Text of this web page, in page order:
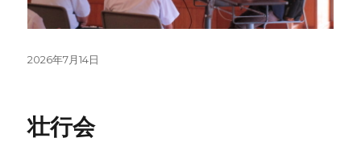
投
2026年7月14日
壮行会